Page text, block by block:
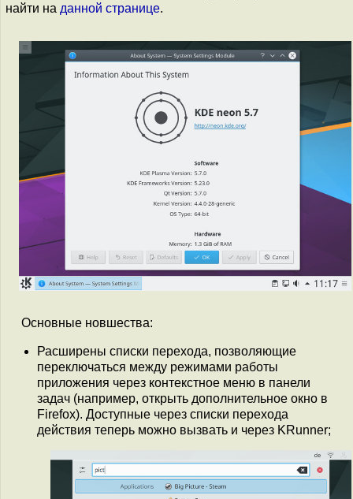
найти на данной странице.
Основные новшества:
Расширены списки перехода, позволяющие
переключаться между режимами работы
приложения через контекстное меню в панели
задач (например, открыть дополнительное окно в
Firefox). Доступные через списки перехода
действия теперь можно вызвать и через KRunner;